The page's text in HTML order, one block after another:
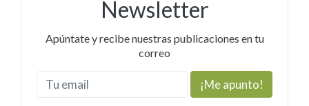
Newsletter
Apúntate y recibe nuestras publicaciones en tu
correo